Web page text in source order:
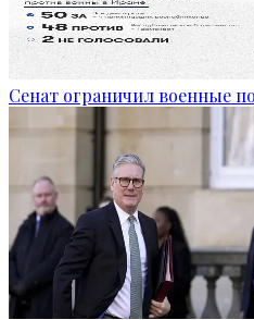
Сенат ограничил военные